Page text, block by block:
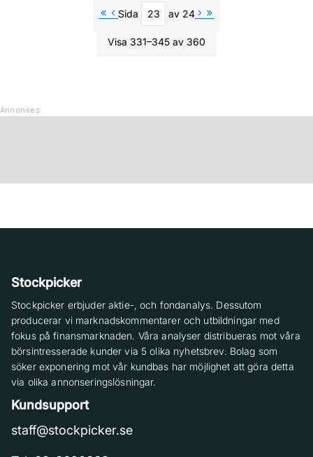
Sida av 24
Visa 331–345 av 360
Annonser
Stockpicker
Stockpicker erbjuder aktie-, och fondanalys. Dessutom
producerar vi marknadskommentarer och utbildningar med
fokus på finansmarknaden. Våra analyser distribueras mot våra
börsintresserade kunder via 5 olika nyhetsbrev. Bolag som
söker exponering mot vår kundbas har möjlighet att göra detta
via olika annonseringslösningar.
Kundsupport
staff@stockpicker.se